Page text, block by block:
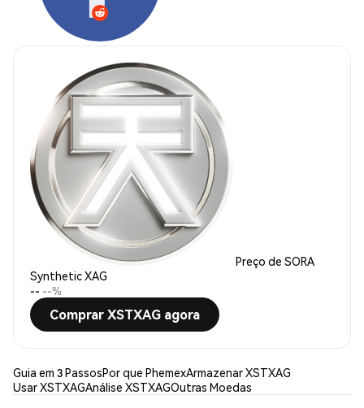
Preço de SORA
Synthetic XAG
-- --%
Comprar XSTXAG agora
Guia em 3 PassosPor que PhemexArmazenar XSTXAG
Usar XSTXAGAnálise XSTXAGOutras Moedas